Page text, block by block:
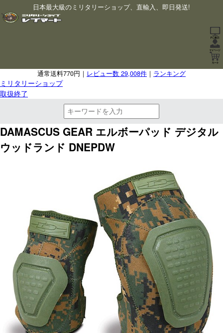
日本最大級のミリタリーショップ、直輸入、即日発送!
通常送料770円｜ レビュー数 29,008件 ｜ ランキング
ミリタリーショップ
取扱終了
DAMASCUS GEAR エルボーパッド デジタル
ウッドランド DNEPDW